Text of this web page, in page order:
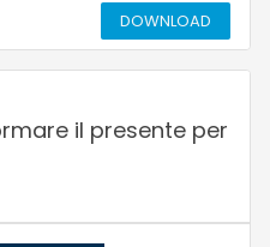
DOWNLOAD
il presente per